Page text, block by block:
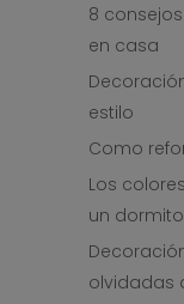
8
en casa
estilo
Como
Los
un
olvidadas